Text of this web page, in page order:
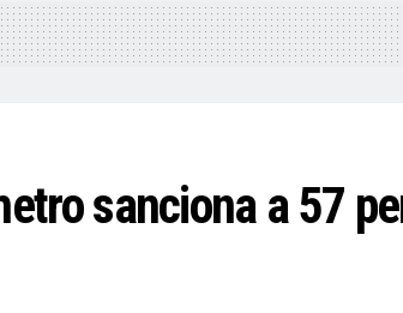
sanciona a 57